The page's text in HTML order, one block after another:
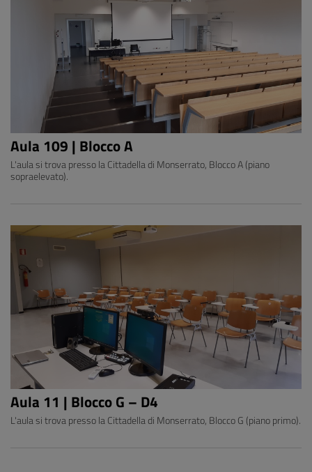
Aula 109 | Blocco A
L'aula si trova presso la Cittadella di Monserrato, Blocco A (piano
sopraelevato).
Aula 11 | Blocco G – D4
L'aula si trova presso la Cittadella di Monserrato, Blocco G (piano primo).